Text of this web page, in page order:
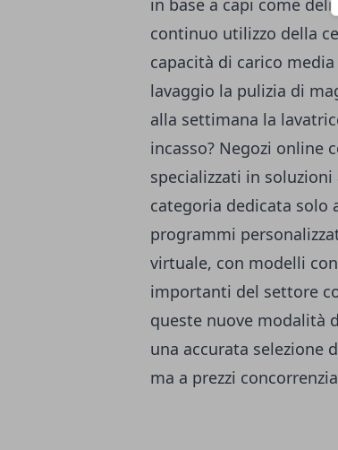
in base a capi come
continuo utilizzo della
capacità di carico
lavaggio la pulizia di
alla settimana la
incasso? Negozi online
specializzati in
categoria dedicata
programmi
virtuale, con modelli
importanti del settore
queste nuove modalità
una accurata selezione
ma a prezzi